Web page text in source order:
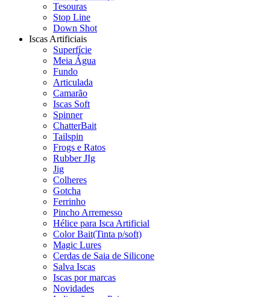
Tesouras
Stop Line
Down Shot
Iscas Artificiais
Superfície
Meia Água
Fundo
Articulada
Camarão
Iscas Soft
Spinner
ChatterBait
Tailspin
Frogs e Ratos
Rubber JIg
Jig
Colheres
Gotcha
Ferrinho
Pincho Arremesso
Hélice para Isca Artificial
Color Bait(Tinta p/soft)
Magic Lures
Cerdas de Saia de Silicone
Salva Iscas
Iscas por marcas
Novidades